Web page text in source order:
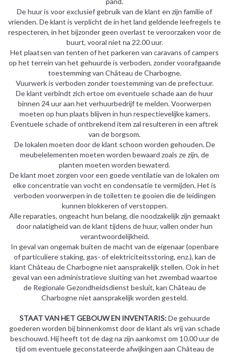
De huur is voor exclusief gebruik van de klant en zijn familie of
vrienden. De klant is verplicht de in het land geldende leefregels te
respecteren, in het bijzonder geen overlast te veroorzaken voor de
buurt, vooral niet na 22.00 uur.
Het plaatsen van tenten of het parkeren van caravans of campers
op het terrein van het gehuurde is verboden, zonder voorafgaande
toestemming van Château de Charbogne.
Vuurwerk is verboden zonder toestemming van de prefectuur.
De klant verbindt zich ertoe om eventuele schade aan de huur
binnen 24 uur aan het verhuurbedrijf te melden. Voorwerpen
moeten op hun plaats blijven in hun respectievelijke kamers.
Eventuele schade of ontbrekend item zal resulteren in een aftrek
van de borgsom.
De lokalen moeten door de klant schoon worden gehouden. De
meubelelementen moeten worden bewaard zoals ze zijn, de
planten moeten worden bewaterd.
De klant moet zorgen voor een goede ventilatie van de lokalen om
elke concentratie van vocht en condensatie te vermijden. Het is
verboden voorwerpen in de toiletten te gooien die de leidingen
kunnen blokkeren of verstoppen.
Alle reparaties, ongeacht hun belang, die noodzakelijk zijn gemaakt
door nalatigheid van de klant tijdens de huur, vallen onder hun
verantwoordelijkheid.
In geval van ongemak buiten de macht van de eigenaar (openbare
of particuliere staking, gas- of elektriciteitsstoring, enz.), kan de
klant Château de Charbogne niet aansprakelijk stellen. Ook in het
geval van een administratieve sluiting van het zwembad waartoe
de Regionale Gezondheidsdienst besluit, kan Château de
Charbogne niet aansprakelijk worden gesteld.
STAAT VAN HET GEBOUW EN INVENTARIS:De gehuurde
goederen worden bij binnenkomst door de klant als vrij van schade
beschouwd. Hij heeft tot de dag na zijn aankomst om 10.00 uur de
tijd om eventuele geconstateerde afwijkingen aan Château de